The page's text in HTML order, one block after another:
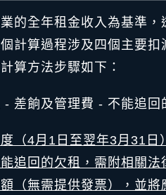
的全年租金收入為基準
計算過程涉及四個主要
算方法步驟如下：
- 差餉及管理費 - 不能追
（4月1日至翌年3月31
追回的欠租，需附相關
（無需提供發票），並